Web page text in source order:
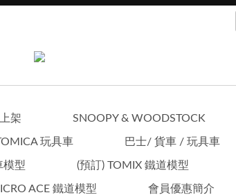
架 SNOOPY & WOODSTOCK
玩具車 巴士/ 貨車 / 玩具車
模型 (預訂) TOMIX 鐵道模型
ACE 鐵道模型 會員優惠簡介